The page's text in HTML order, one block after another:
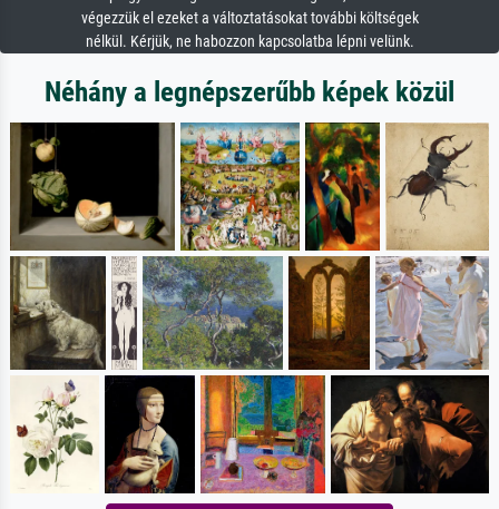
végezzük el ezeket a változtatásokat további költségek
nélkül. Kérjük, ne habozzon kapcsolatba lépni velünk.
Néhány a legnépszerűbb képek közül